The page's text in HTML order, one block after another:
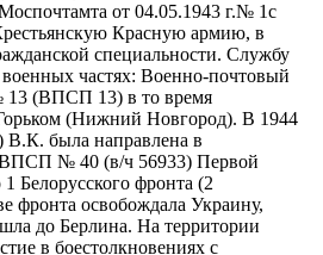
от 04.05.1943 г.№ 1с
Красную армию, в
специальности. Службу
частях: Военно-почтовый
13 (ВПСП 13) в то время
(Нижний Новгород). В 1944
В.К. была направлена в
№ 40 (в/ч 56933) Первой
Белорусского фронта (2
фронта освобождала Украину,
до Берлина. На территории
в боестолкновениях с